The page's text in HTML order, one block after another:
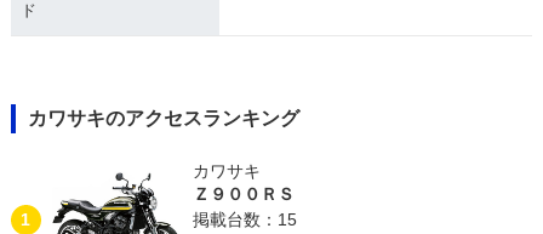
ド
カワサキのアクセスランキング
1
カワサキ
Ｚ９００ＲＳ
掲載台数：15